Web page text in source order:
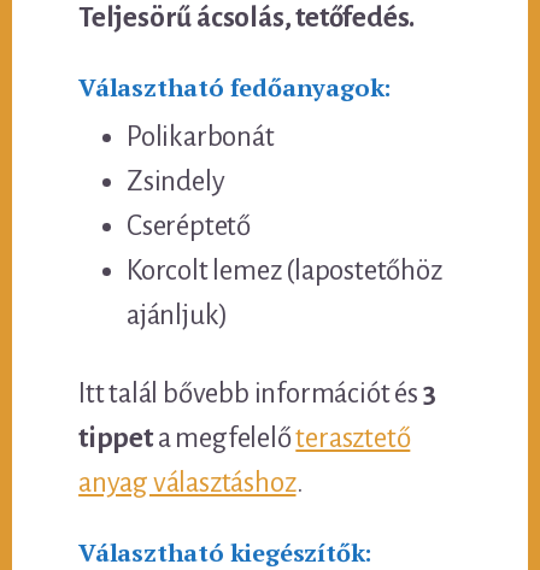
Teljesörű ácsolás, tetőfedés.
Választható fedőanyagok:
Polikarbonát
Zsindely
Cseréptető
Korcolt lemez (lapostetőhöz
ajánljuk)
Itt talál bővebb információt és 3
tippeta megfelelőterasztető
anyag választáshoz.
Választható kiegészítők: